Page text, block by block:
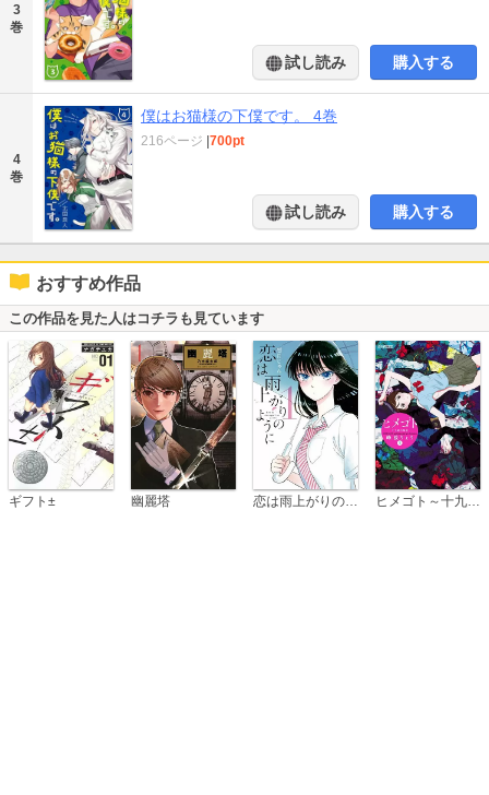
3
巻
試し読み 購入する
4
巻
僕はお猫様の下僕です。 4巻
216ページ |700pt
試し読み 購入する
おすすめ作品
この作品を見た人はコチラも見ています
ギフト± 幽麗塔 ヒメゴト～十九歳の制服～